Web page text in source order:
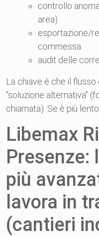
controllo
area)
esportazione/
commessa
audit delle
La chiave è che il
“soluzione alternativa”
chiamata). Se è più
Libemax
Presenze:
più
lavora in
(cantieri